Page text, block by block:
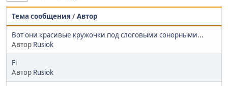
Тема сообщения /Автор
Вот они красивые кружочки под слоговыми сонорными...
Автор Rusiok
Fi
Автор Rusiok